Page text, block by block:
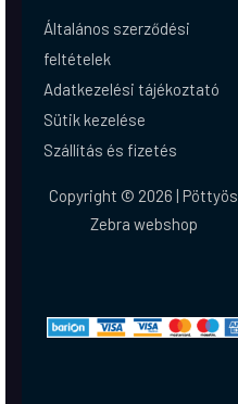
Általános szerződési
feltételek
Adatkezelési tájékoztató
Sütik kezelése
Szállítás és fizetés
Copyright © 2026 | Pöttyös
Zebra webshop